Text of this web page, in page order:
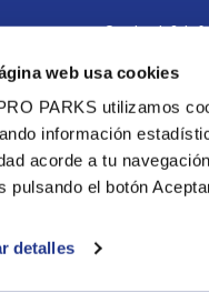
web usa cookies
PARKS utilizamos
información
acorde a tu
pulsando el botón
detalles
Contact &
Terms of sale
Privacy policy
Cookies policy
Internal